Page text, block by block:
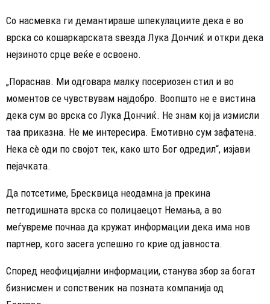
Со насмевка ги демантираше шпекулациите дека е во
врска со кошаркарската ѕвезда Лука Дончиќ и откри дека
нејзиното срце веќе е освоено.
„Пораснав. Ми одговара малку посериозен стил и во
моментов се чувствувам најдобро. Воопшто не е вистина
дека сум во врска со Лука Дончиќ. Не знам кој ја измисли
таа приказна. Не ме интересира. Емотивно сум зафатена.
Нека сè оди по својот тек, како што Бог одредил“, изјави
пејачката.
Да потсетиме, Бресквица неодамна ја прекина
петгодишната врска со полицаецот Немања, а во
меѓувреме почнаа да кружат информации дека има нов
партнер, кого засега успешно го крие од јавноста.
Според неофицијални информации, станува збор за богат
бизнисмен и сопственик на позната компанија од